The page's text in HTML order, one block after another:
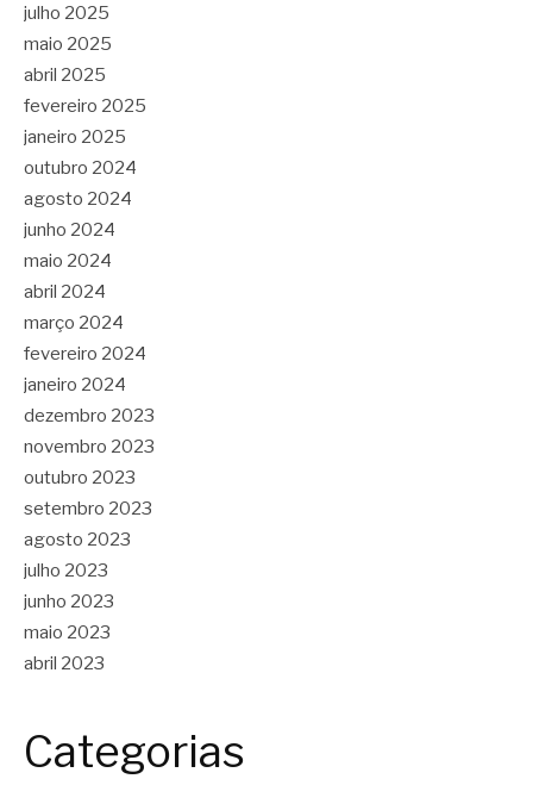
julho 2025
maio 2025
abril 2025
fevereiro 2025
janeiro 2025
outubro 2024
agosto 2024
junho 2024
maio 2024
abril 2024
março 2024
fevereiro 2024
janeiro 2024
dezembro 2023
novembro 2023
outubro 2023
setembro 2023
agosto 2023
julho 2023
junho 2023
maio 2023
abril 2023
Categorias